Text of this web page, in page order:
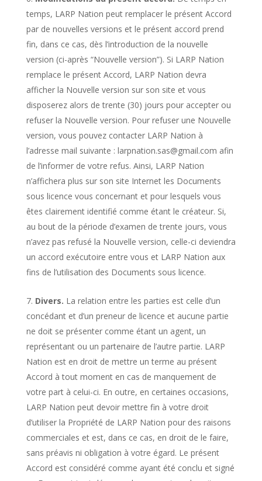
temps, LARP Nation peut remplacer le présent Accord
par de nouvelles versions et le présent accord prend
fin, dans ce cas, dès l’introduction de la nouvelle
version (ci-après “Nouvelle version”). Si LARP Nation
remplace le présent Accord, LARP Nation devra
afficher la Nouvelle version sur son site et vous
disposerez alors de trente (30) jours pour accepter ou
refuser la Nouvelle version. Pour refuser une Nouvelle
version, vous pouvez contacter LARP Nation à
l’adresse mail suivante : larpnation.sas@gmail.com afin
de l’informer de votre refus. Ainsi, LARP Nation
n’affichera plus sur son site Internet les Documents
sous licence vous concernant et pour lesquels vous
êtes clairement identifié comme étant le créateur. Si,
au bout de la période d’examen de trente jours, vous
n’avez pas refusé la Nouvelle version, celle-ci deviendra
un accord exécutoire entre vous et LARP Nation aux
fins de l’utilisation des Documents sous licence.
Divers. La relation entre les parties est celle d’un
concédant et d’un preneur de licence et aucune partie
ne doit se présenter comme étant un agent, un
représentant ou un partenaire de l’autre partie. LARP
Nation est en droit de mettre un terme au présent
Accord à tout moment en cas de manquement de
votre part à celui-ci. En outre, en certaines occasions,
LARP Nation peut devoir mettre fin à votre droit
d’utiliser la Propriété de LARP Nation pour des raisons
commerciales et est, dans ce cas, en droit de le faire,
sans préavis ni obligation à votre égard. Le présent
Accord est considéré comme ayant été conclu et signé